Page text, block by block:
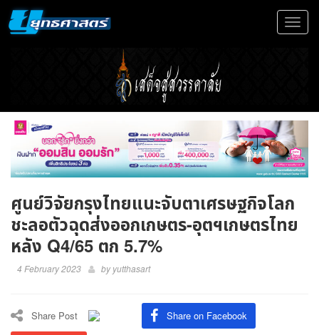
Toggle
ศูนย์วิจัยกรุงไทยแนะจับตาเศรษฐกิจโลก
ชะลอตัวฉุดส่งออกเกษตร-อุตฯเกษตรไทย
หลัง Q4/65 ตก 5.7%
4 February 2023 by yutthasart
Share Post Share on Facebook